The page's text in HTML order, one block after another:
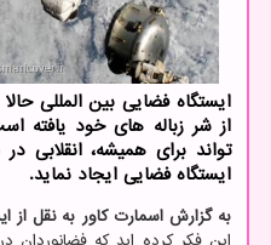
ایستگاه فضایی بین المللی
از شر زباله های خود یافته
تواند برای همیشه، انقلابی
ایستگاه فضایی ایجاد نماید.
به گزارش اسمارت کاور به نقل از